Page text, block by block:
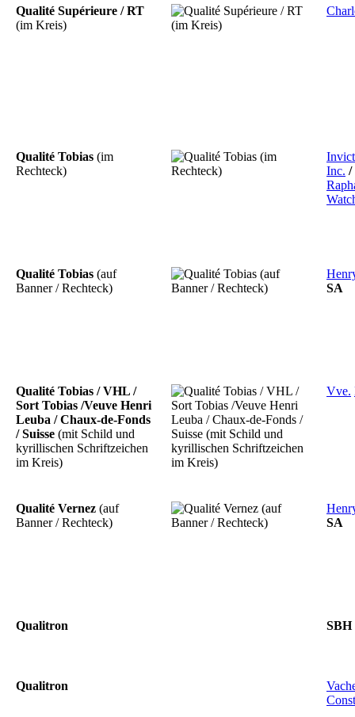
Qualité Supérieure / RT
(im Kreis)
Qualité Tobias (im
Rechteck)
Inc. /
Qualité Tobias (auf
Banner / Rechteck)
SA
Qualité Tobias / VHL /
Sort Tobias /Veuve Henri
Leuba / Chaux-de-Fonds
/ Suisse (mit Schild und
kyrillischen Schriftzeichen
im Kreis)
Vve.
Qualité Vernez (auf
Banner / Rechteck)
SA
Qualitron SBH
Qualitron